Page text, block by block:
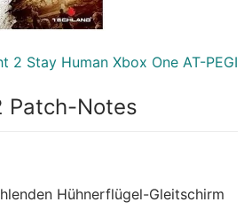
2 Stay Human Xbox One AT-PEGI
Patch-Notes
Hühnerflügel-Gleitschirm